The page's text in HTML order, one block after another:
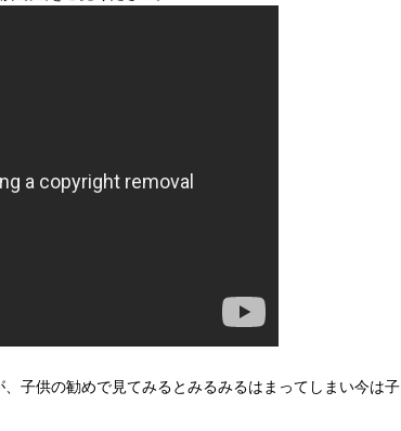
子供の勧めで見てみるとみるみるはまってしまい今は子